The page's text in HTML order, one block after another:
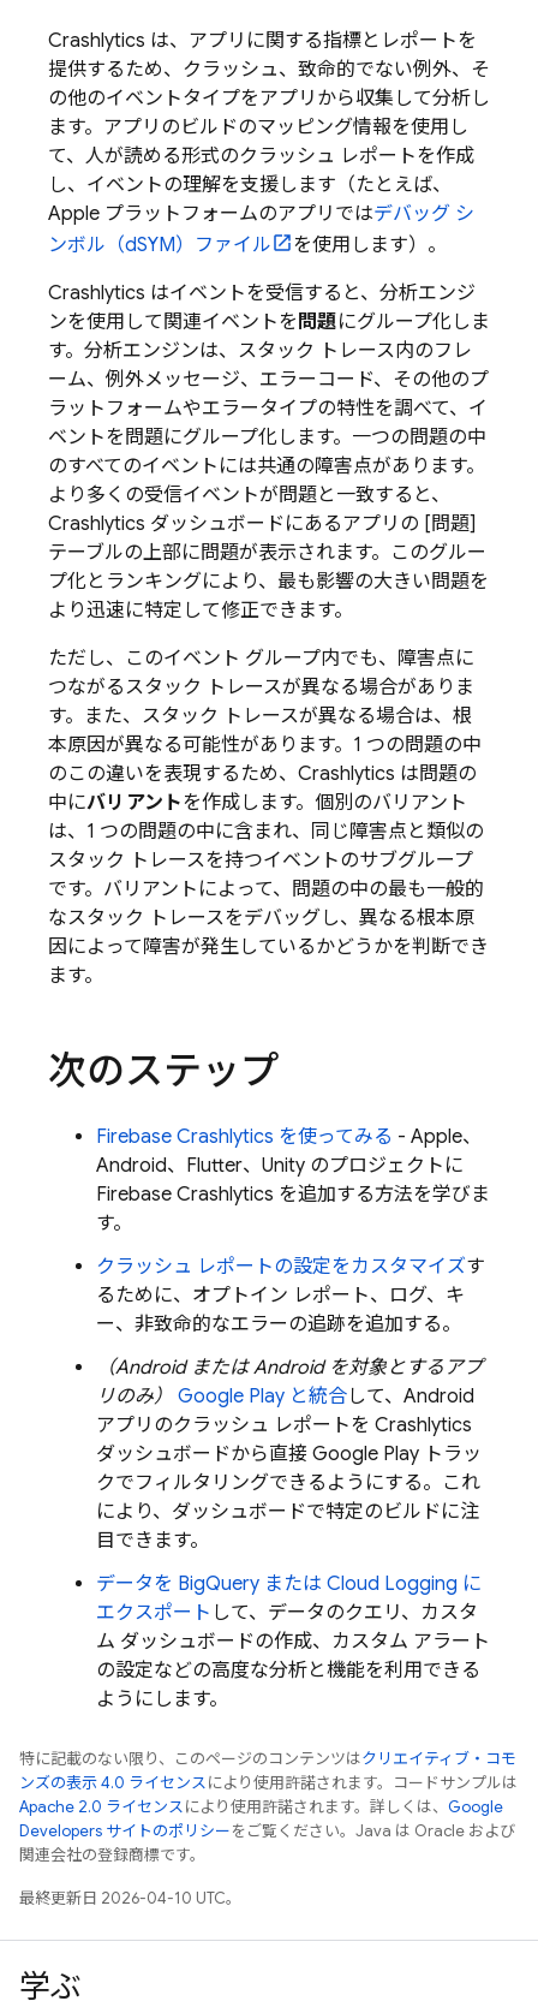
Crashlytics は、アプリに関する指標とレポートを
提供するため、クラッシュ、致命的でない例外、そ
の他のイベントタイプをアプリから収集して分析し
ます。アプリのビルドのマッピング情報を使用し
て、人が読める形式のクラッシュ レポートを作成
し、イベントの理解を支援します（たとえば、
Apple プラットフォームのアプリではデバッグ シ
ンボル（dSYM）ファイル
を使用します）。
Crashlytics はイベントを受信すると、分析エンジ
ンを使用して関連イベントを 問題にグループ化しま
す。分析エンジンは、スタック トレース内のフレ
ーム、例外メッセージ、エラーコード、その他のプ
ラットフォームやエラータイプの特性を調べて、イ
ベントを問題にグループ化します。一つの問題の中
のすべてのイベントには共通の障害点があります。
より多くの受信イベントが問題と一致すると、
Crashlytics ダッシュボードにあるアプリの [問題]
テーブルの上部に問題が表示されます。 このグルー
プ化とランキングにより、最も影響の大きい問題を
より迅速に特定して修正できます。
ただし、このイベント グループ内でも、障害点に
つながるスタック トレースが異なる場合がありま
す。また、スタック トレースが異なる場合は、根
本原因が異なる可能性があります。1 つの問題の中
のこの違いを表現するため、 Crashlytics は問題の
中にバリアントを作成します。個別のバリアント
は、1 つの問題の中に含まれ、同じ障害点と 類似の
スタック トレースを持つイベントのサブグループ
です。バリアントによって、問題の中の最も一般的
なスタック トレースをデバッグし、異なる根本原
因によって障害が発生しているかどうかを判断でき
ます。
次のステップ
Firebase Crashlytics を使ってみる - Apple、
Android、Flutter、Unity のプロジェクトに
Firebase Crashlytics を追加する方法を学びま
す。
クラッシュ レポートの設定をカスタマイズす
るために、オプトイン レポート、ログ、キ
ー、非致命的なエラーの追跡を追加する。
（Android または Android を対象とするアプ
リのみ）
Google Play と統合して、Android
アプリのクラッシュ レポートを Crashlytics
ダッシュボードから直接 Google Play トラッ
クでフィルタリングできるようにする。これ
により、ダッシュボードで特定のビルドに注
目できます。
データを BigQuery または Cloud Logging に
エクスポート して、データのクエリ、カスタ
ム ダッシュボードの作成、カスタム アラート
の設定などの高度な分析と機能を利用できる
ようにします。
特に記載のない限り、このページのコンテンツはクリエイティブ・コモ
ンズの表示 4.0 ライセンスにより使用許諾されます。コードサンプルは
Apache 2.0 ライセンスにより使用許諾されます。詳しくは、 Google
Developers サイトのポリシーをご覧ください。Java は Oracle および
関連会社の登録商標です。
最終更新日 2026-04-10 UTC。
学ぶ